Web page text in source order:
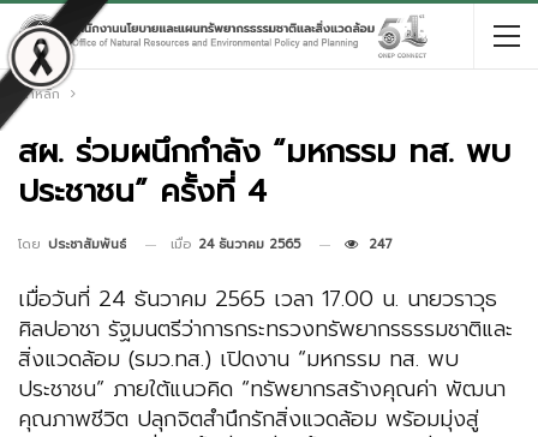
หน้าหลัก
สผ. ร่วมผนึกกำลัง “มหกรรม ทส. พบ
ประชาชน” ครั้งที่ 4
โดย ประชาสัมพันธ์ เมื่อ 24 ธันวาคม 2565 247
เมื่อวันที่ 24 ธันวาคม 2565 เวลา 17.00 น. นายวราวุธ
ศิลปอาชา รัฐมนตรีว่าการกระทรวงทรัพยากรธรรมชาติและ
สิ่งแวดล้อม (รมว.ทส.) เปิดงาน “มหกรรม ทส. พบ
ประชาชน” ภายใต้แนวคิด “ทรัพยากรสร้างคุณค่า พัฒนา
คุณภาพชีวิต ปลุกจิตสํานึกรักสิ่งแวดล้อม พร้อมมุ่งสู่